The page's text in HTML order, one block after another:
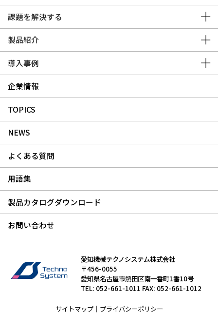
課題を解決する
製品紹介
導入事例
企業情報
TOPICS
NEWS
よくある質問
用語集
製品カタログダウンロード
お問い合わせ
愛知機械テクノシステム株式会社
〒456-0055
愛知県名古屋市熱田区南一番町1番10号
TEL: 052-661-1011 FAX: 052-661-1012
サイトマップ｜ プライバシーポリシー